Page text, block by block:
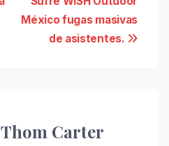
México fugas masivas
de asistentes.
Thom Carter